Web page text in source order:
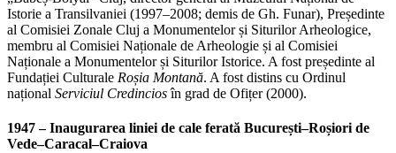
Istorie a Transilvaniei (1997–2008; demis de Gh. Funar), Președinte
al Comisiei Zonale Cluj a Monumentelor și Siturilor Arheologice,
membru al Comisiei Naționale de Arheologie și al Comisiei
Naționale a Monumentelor și Siturilor Istorice. A fost președinte al
Fundației Culturale Roșia Montană. A fost distins cu Ordinul
național Serviciul Credinciosîn grad de Ofițer (2000).
1947 –Inaugurarea liniei de cale ferată București–Roșiori de
Vede–Caracal–Craiova